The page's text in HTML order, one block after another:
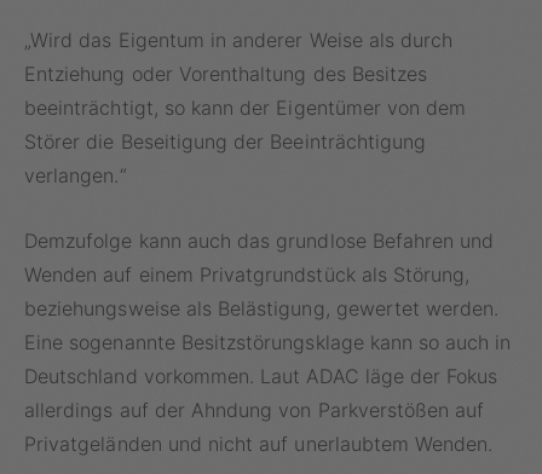
„Wird das Eigentum in anderer Weise als durch
Entziehung oder Vorenthaltung des Besitzes
beeinträchtigt, so kann der Eigentümer von dem
Störer die Beseitigung der Beeinträchtigung
verlangen.“
Demzufolge kann auch das grundlose Befahren und
Wenden auf einem Privatgrundstück als Störung,
beziehungsweise als Belästigung, gewertet werden.
Eine sogenannte Besitzstörungsklage kann so auch in
Deutschland vorkommen. Laut ADAC läge der Fokus
allerdings auf der Ahndung von Parkverstößen auf
Privatgeländen und nicht auf unerlaubtem Wenden.